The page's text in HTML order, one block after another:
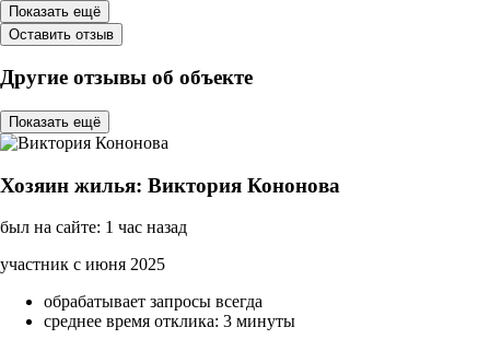
Показать ещё
Оставить отзыв
Другие отзывы об объекте
Показать ещё
Хозяин жилья: Виктория Кононова
был на сайте: 1 час назад
участник с июня 2025
обрабатывает запросы всегда
среднее время отклика: 3 минуты